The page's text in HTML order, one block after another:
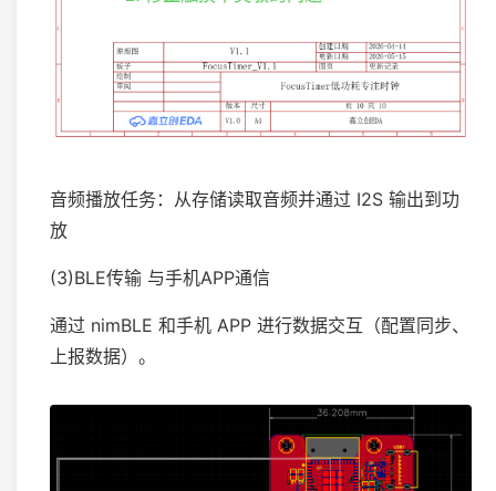
音频播放任务：从存储读取音频并通过 I2S 输出到功
放
(3)BLE传输 与手机APP通信
通过 nimBLE 和手机 APP 进行数据交互（配置同步、
上报数据）。